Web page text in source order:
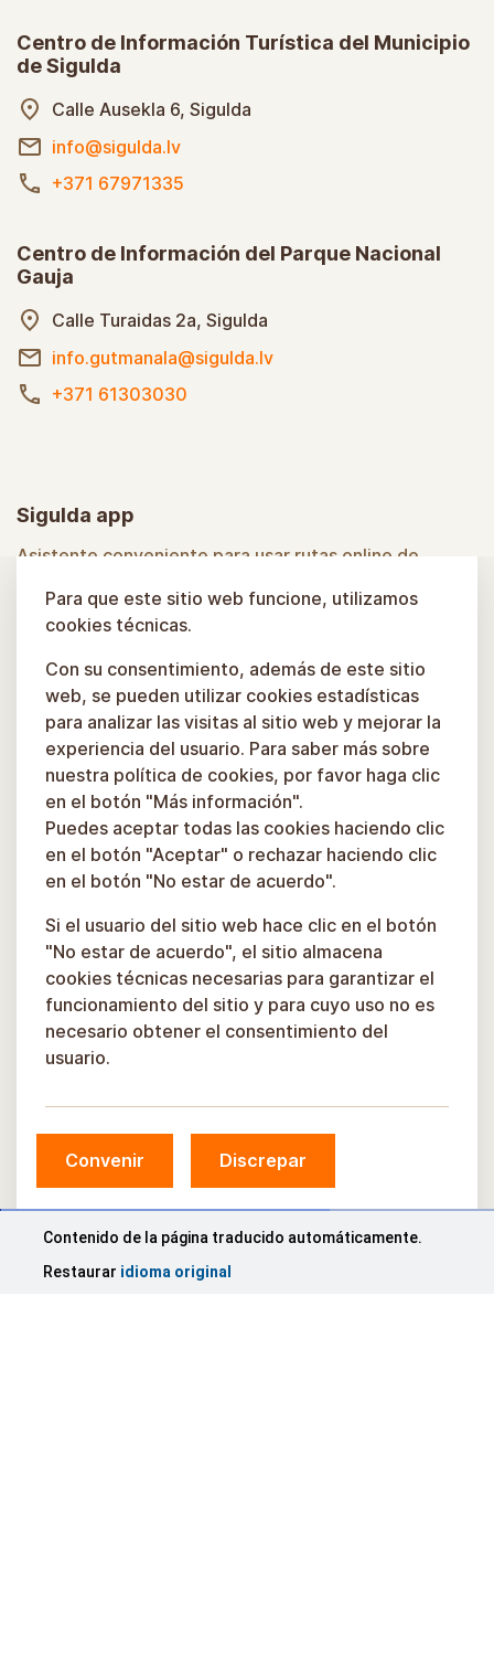
Centro de Información Turística del Municipio
de Sigulda
Calle Ausekla 6, Sigulda
info@sigulda.lv
+371 67971335
Centro de Información del Parque Nacional
Gauja
Calle Turaidas 2a, Sigulda
info.gutmanala@sigulda.lv
+371 61303030
Sigulda app
Asistente conveniente para usar rutas online de
Aprende más
Para que este sitio web funcione, utilizamos
cookies técnicas.
Con su consentimiento, además de este sitio
web, se pueden utilizar cookies estadísticas
para analizar las visitas al sitio web y mejorar la
experiencia del usuario. Para saber más sobre
nuestra política de cookies, por favor haga clic
en el botón "Más información".
Puedes aceptar todas las cookies haciendo clic
en el botón "Aceptar" o rechazar haciendo clic
en el botón "No estar de acuerdo".
Si el usuario del sitio web hace clic en el botón
"No estar de acuerdo", el sitio almacena
cookies técnicas necesarias para garantizar el
funcionamiento del sitio y para cuyo uso no es
necesario obtener el consentimiento del
usuario.
Convenir Discrepar
Contenido de la página traducido automáticamente.
Restaurar idioma original